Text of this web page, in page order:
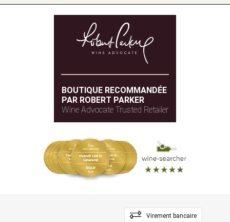
BOUTIQUE RECOMMANDÉE
PAR ROBERT PARKER
Wine Advocate Trusted Retailer
Virement bancaire